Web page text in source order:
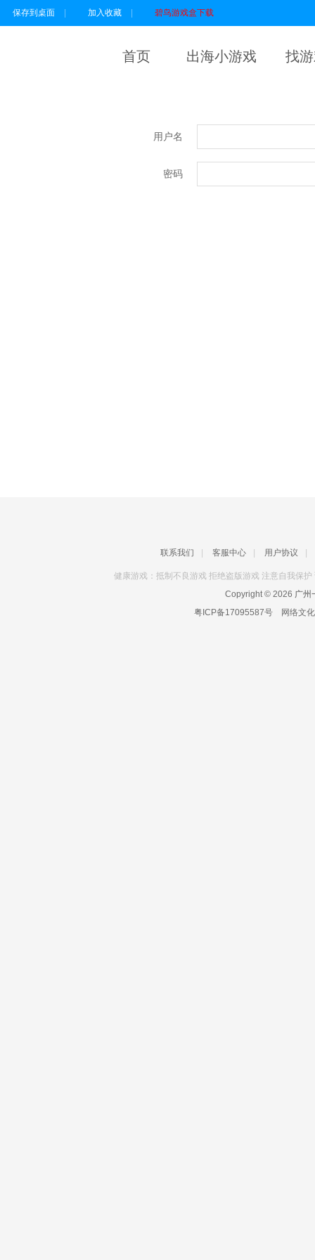
保存到桌面 加入收藏 碧鸟游戏盒下载
首页 出海小游戏 找
用户名
密码
联系我们 客服中心 用户协议
健康游戏：抵制不良游戏 拒绝盗版游戏 注意自我保
Copyright © 2026 广州
粤ICP备17095587号
网络文